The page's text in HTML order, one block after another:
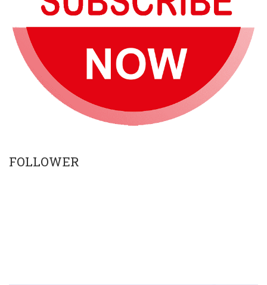
FOLLOWER